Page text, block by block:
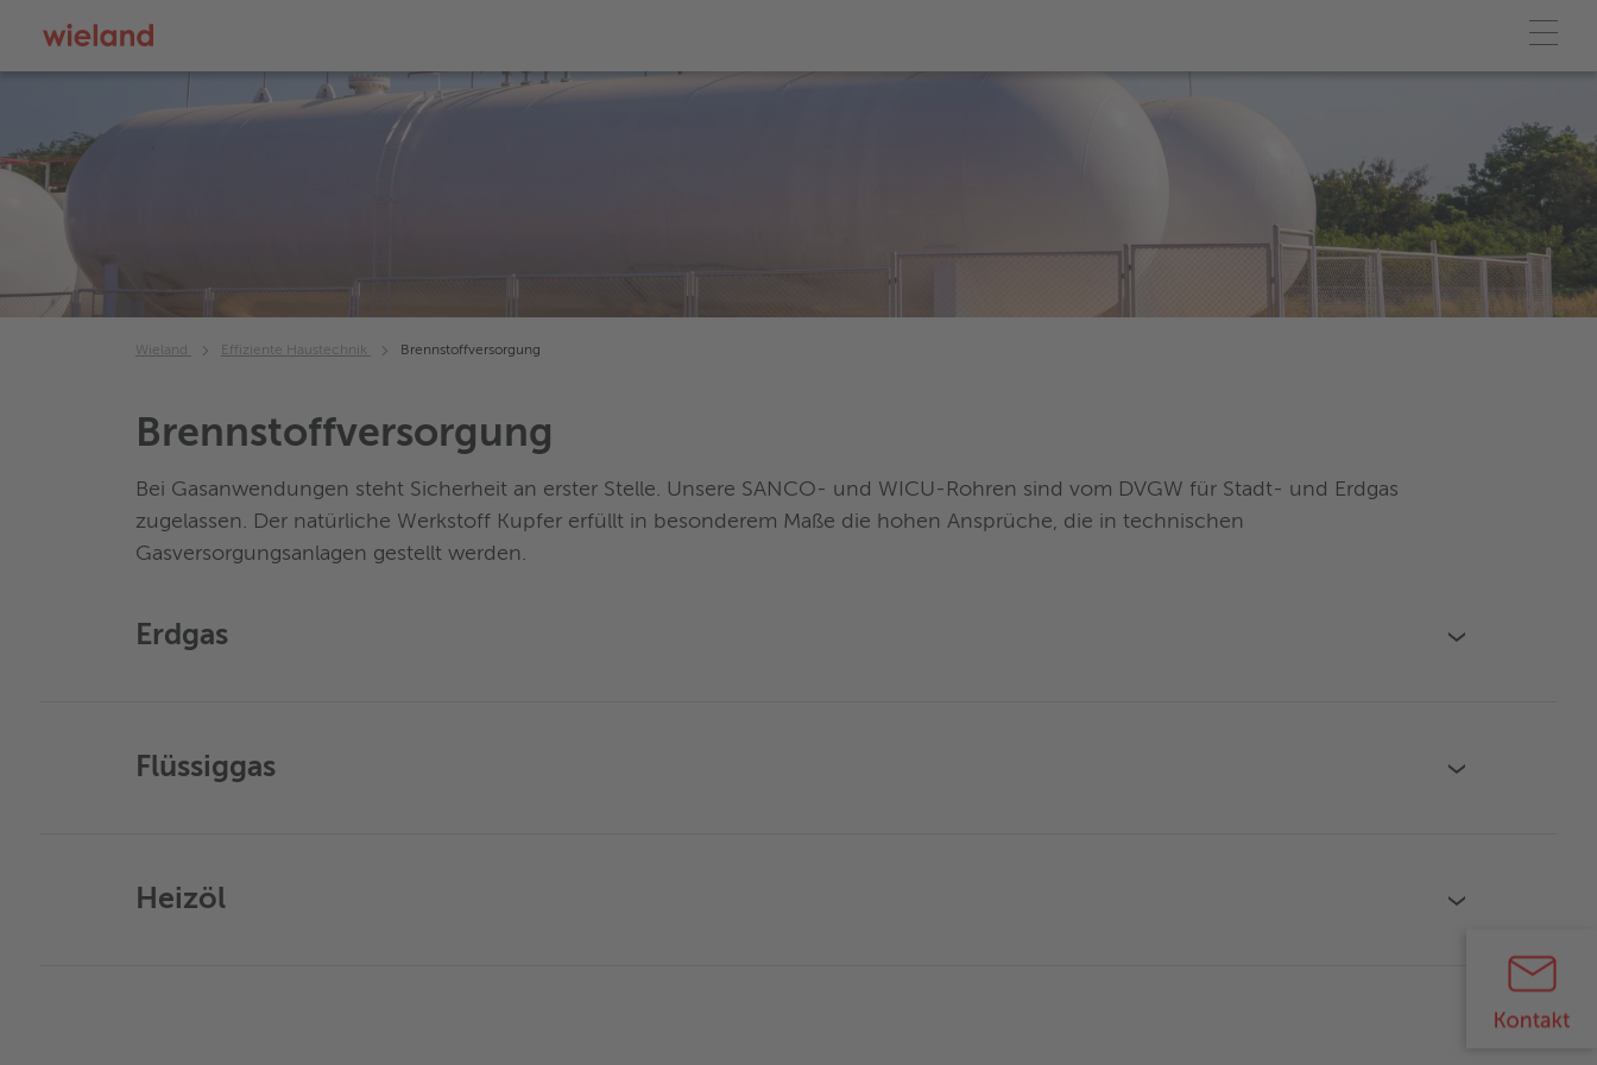
Wieland Effiziente Haustechnik Brennstoffversorgung
Brennstoffversorgung
Bei Gasanwendungen steht Sicherheit an erster Stelle. Unsere SANCO- und WICU-Rohren sind vom DVGW für Stadt- und Erdgas
zugelassen. Der natürliche Werkstoff Kupfer erfüllt in besonderem Maße die hohen Ansprüche, die in technischen
Gasversorgungsanlagen gestellt werden.
Erdgas ›
Flüssiggas ›
Heizöl ›